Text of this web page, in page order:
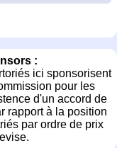
:
ici sponsorisent
pour les
d'un accord de
rapport à la position
par ordre de prix